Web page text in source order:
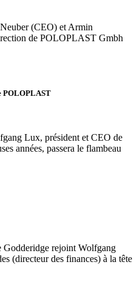
(CEO) et Armin
de POLOPLAST Gmbh
POLOPLAST
Lux, président et CEO de
années, passera le flambeau
rejoint Wolfgang
(directeur des finances) à la tête